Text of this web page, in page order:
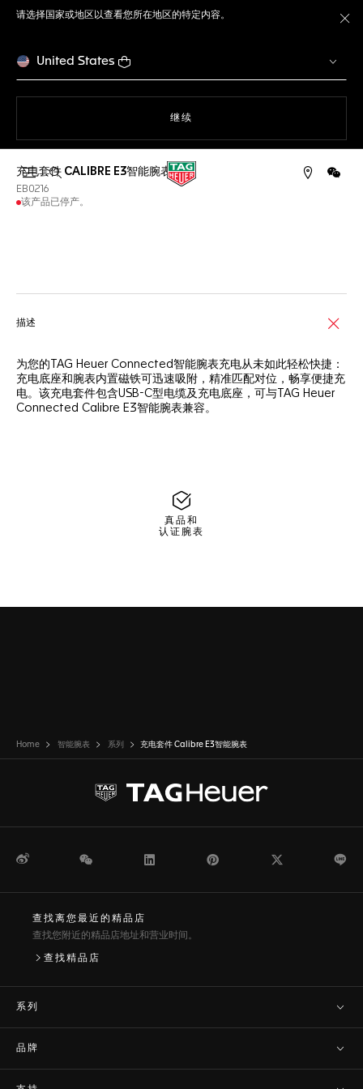
请选择国家或地区以查看您所在地区的特定内容。
United States
继续
打开搜索 微信
充电套件 CALIBRE E3智能腕表
EB0216
该产品已停产。
描述
为您的TAG Heuer Connected智能腕表充电从未如此轻松快捷：
充电底座和腕表内置磁铁可迅速吸附，精准匹配对位，畅享便捷充
电。该充电套件包含USB-C型电缆及充电底座，可与TAG Heuer
Connected Calibre E3智能腕表兼容。
真品和
认证腕表
Home 智能腕表 系列 充电套件 Calibre E3智能腕表
微博 WeChat Pinterest
查找离您最近的精品店
查找您附近的精品店地址和营业时间。
查找精品店
系列
品牌